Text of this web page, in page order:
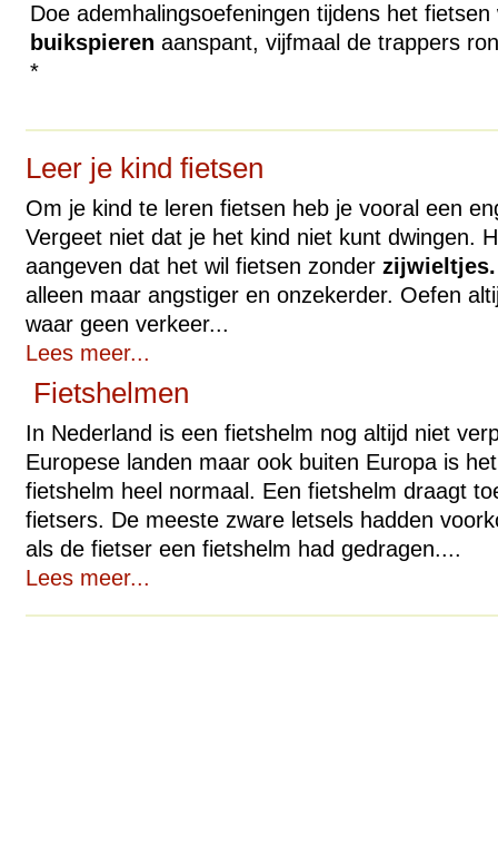
Doe ademhalingsoefeningen tijdens het fietsen
buikspieren aanspant, vijfmaal de trappers
*
Leer je kind fietsen
Om je kind te leren fietsen heb je vooral een
Vergeet niet dat je het kind niet kunt dwingen.
aangeven dat het wil fietsen zonder zijwieltjes.
alleen maar angstiger en onzekerder. Oefen
waar geen verkeer...
Lees meer...
Fietshelmen
In Nederland is een fietshelm nog altijd niet
Europese landen maar ook buiten Europa is
fietshelm heel normaal. Een fietshelm draagt
fietsers. De meeste zware letsels hadden
als de fietser een fietshelm had gedragen....
Lees meer...